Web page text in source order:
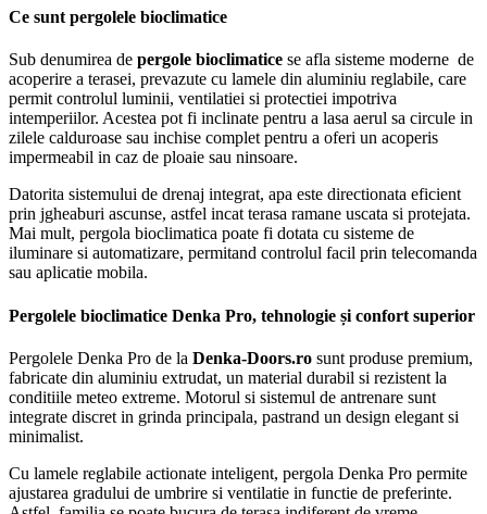
Ce sunt pergolele bioclimatice
Sub denumirea de pergole bioclimatice se afla sisteme moderne de
acoperire a terasei, prevazute cu lamele din aluminiu reglabile, care
permit controlul luminii, ventilatiei si protectiei impotriva
intemperiilor. Acestea pot fi inclinate pentru a lasa aerul sa circule in
zilele calduroase sau inchise complet pentru a oferi un acoperis
impermeabil in caz de ploaie sau ninsoare.
Datorita sistemului de drenaj integrat, apa este directionata eficient
prin jgheaburi ascunse, astfel incat terasa ramane uscata si protejata.
Mai mult, pergola bioclimatica poate fi dotata cu sisteme de
iluminare si automatizare, permitand controlul facil prin telecomanda
sau aplicatie mobila.
Pergolele bioclimatice Denka Pro, tehnologie și confort superior
Pergolele Denka Pro de la Denka-Doors.ro sunt produse premium,
fabricate din aluminiu extrudat, un material durabil si rezistent la
conditiile meteo extreme. Motorul si sistemul de antrenare sunt
integrate discret in grinda principala, pastrand un design elegant si
minimalist.
Cu lamele reglabile actionate inteligent, pergola Denka Pro permite
ajustarea gradului de umbrire si ventilatie in functie de preferinte.